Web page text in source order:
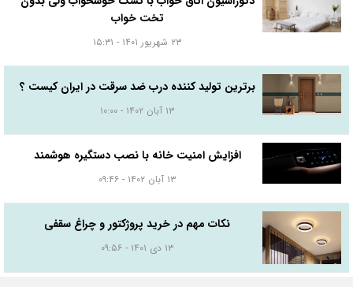
تخت خواب
۲۳ شهریور ۱۴۰۱ - ۱۵:۳۱
برترین تولید کننده درب ضد سرقت در ایران کیست ؟
۱۳ آبان ۱۴۰۲ - ۱۰:۰۰
افزایش امنیت خانه با نصب دستگیره هوشمند
۱۳ آبان ۱۴۰۲ - ۰۹:۴۶
نکات مهم در خرید پروژکتور و چراغ سقفی
۱۳ دی ۱۴۰۱ - ۰۹:۵۶